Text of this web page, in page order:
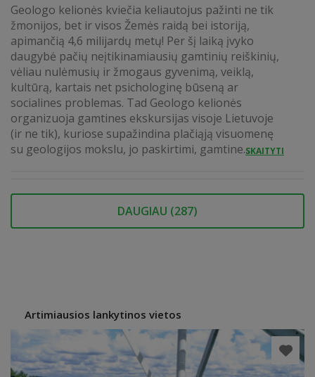
Geologo kelionės kviečia keliautojus pažinti ne tik
žmonijos, bet ir visos Žemės raidą bei istoriją,
apimančią 4,6 milijardų metų! Per šį laiką įvyko
daugybė pačių neįtikinamiausių gamtinių reiškinių,
vėliau nulėmusių ir žmogaus gyvenimą, veiklą,
kultūrą, kartais net psichologinę būseną ar
socialines problemas. Tad Geologo kelionės
organizuoja gamtines ekskursijas visoje Lietuvoje
(ir ne tik), kuriose supažindina plačiąją visuomenę
su geologijos mokslu, jo paskirtimi, gamtine...SKAITYTI
DAUGIAU (287)
Artimiausios lankytinos vietos